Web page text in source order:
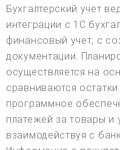
Бухгалтерский учет
интеграции с 1С
финансовый учет, с
документации.
осуществляется на
сравниваются
программное
платежей за товары и
взаимодействуя с